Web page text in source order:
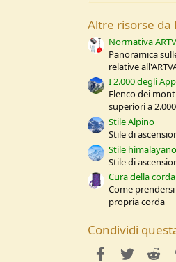
Altre risorse da
Normativa
Panoramica
relative
I 2.000 degli
Elenco dei
superiori a
Stile Alpino
Stile di
Stile himalayano
Stile di
Cura della corda
Come
propria corda
Condividi
facebook
Twitter